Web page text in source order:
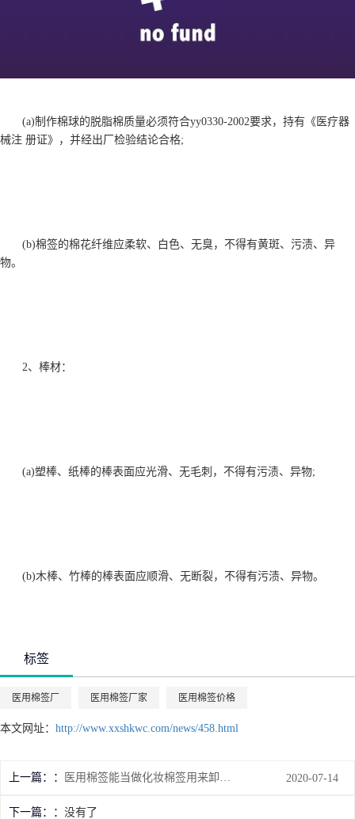
(a)制作棉球的脱脂棉质量必须符合yy0330-2002要求，持有《医疗器
械注 册证》，并经出厂检验结论合格;
(b)棉签的棉花纤维应柔软、白色、无臭，不得有黄斑、污渍、异
物。
2、棒材：
(a)塑棒、纸棒的棒表面应光滑、无毛刺，不得有污渍、异物;
(b)木棒、竹棒的棒表面应顺滑、无断裂，不得有污渍、异物。
标签
医用棉签厂 医用棉签厂家 医用棉签价格
本文网址： http://www.xxshkwc.com/news/458.html
上一篇： 医用棉签能当做化妆棉签用来卸妆吗？ 2020-07-14
下一篇： 没有了